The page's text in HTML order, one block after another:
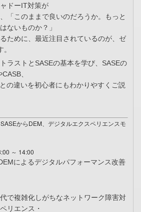
ドーIT対策が
「このままで良いのだろうか。もっと
ないものか？」
ために、最近注目されているのが、ゼ
ラストとSASEの基本を学び、SASEの
、
の違いを初心者にもわかりやすくご説
～ 14:00
によるデジタルパフォーマンス改善
で複雑化しがちなネットワーク障害対
リエンス・